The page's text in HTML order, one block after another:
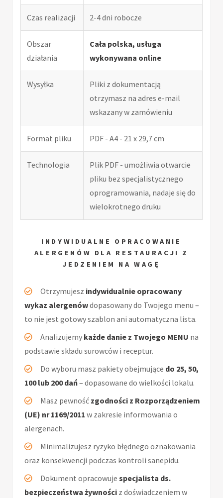
Czas realizacji 2-4 dni robocze
Obszar
działania
Cała polska, usługa
wykonywana online
Wysyłka
Pliki z dokumentacją
otrzymasz na adres e-mail
wskazany w zamówieniu
Format pliku PDF - A4 - 21 x 29,7 cm
Technologia
Plik PDF - umożliwia otwarcie
pliku bez specjalistycznego
oprogramowania, nadaje się do
wielokrotnego druku
INDYWIDUALNE OPRACOWANIE
ALERGENÓW DLA RESTAURACJI Z
JEDZENIEM NA WAGĘ
Otrzymujesz indywidualnie opracowany
wykaz alergenówdopasowany do Twojego menu –
to nie jest gotowy szablon ani automatyczna lista.
Analizujemy każde danie z Twojego MENU na
podstawie składu surowców i receptur.
Do wyboru masz pakiety obejmujące do 25, 50,
100 lub 200 dań– dopasowane do wielkości lokalu.
Masz pewność zgodności z Rozporządzeniem
(UE) nr 1169/2011 w zakresie informowania o
alergenach.
Minimalizujesz ryzyko błędnego oznakowania
oraz konsekwencji podczas kontroli sanepidu.
Dokument opracowuje specjalista ds.
bezpieczeństwa żywności z doświadczeniem w